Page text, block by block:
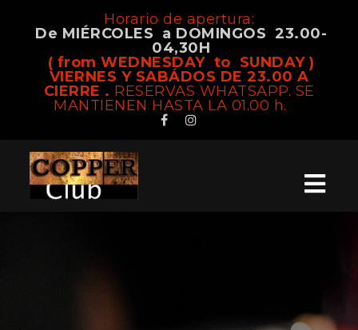
Horario de apertura:
De MIÉRCOLES a DOMINGOS 23.00-
04,30H
( from WEDNESDAY to SUNDAY )
VIERNES Y SABÁDOS DE 23.00 A
CIERRE . RESERVAS WHATSAPP. SE
MANTIENEN HASTA LA 01.00 h.